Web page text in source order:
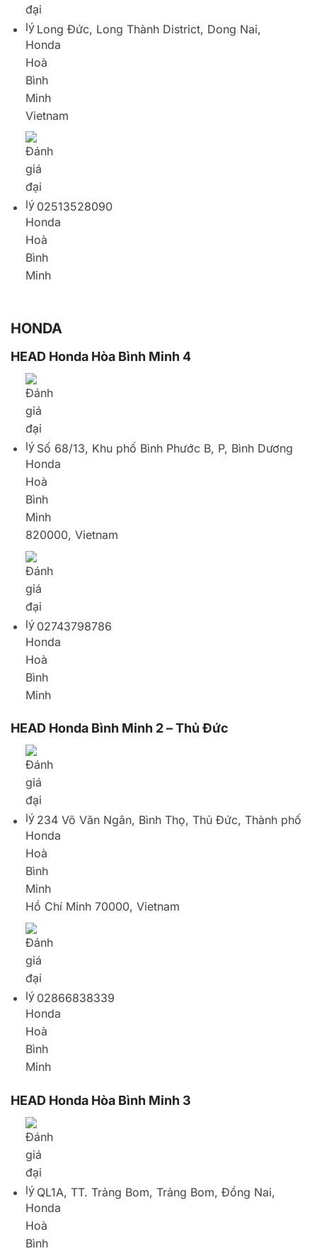
02513528090
HONDA
HEAD Honda Hòa Bình Minh 4
Số 68/13, Khu phố Bình Phước B, P, Bình Dương
820000, Vietnam
02743798786
HEAD Honda Bình Minh 2 – Thủ Đức
234 Võ Văn Ngân, Bình Thọ, Thủ Đức, Thành phố
Hồ Chí Minh 70000, Vietnam
02866838339
HEAD Honda Hòa Bình Minh 3
QL1A, TT. Trảng Bom, Trảng Bom, Đồng Nai,
Vietnam
02513675522